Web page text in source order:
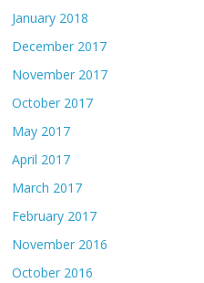
January 2018
December 2017
November 2017
October 2017
May 2017
April 2017
March 2017
February 2017
November 2016
October 2016